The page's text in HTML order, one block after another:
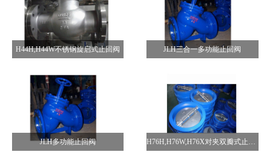
H44H,H44W不锈钢旋启式止回阀 JLH三合一多功能止回阀
JLH多功能止回阀 H76H,H76W,H76X对夹双瓣式止回阀